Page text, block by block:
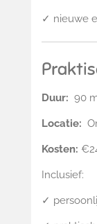
✓ nieuwe
Duur: 90
Locatie:
Kosten:
Inclusief:
✓